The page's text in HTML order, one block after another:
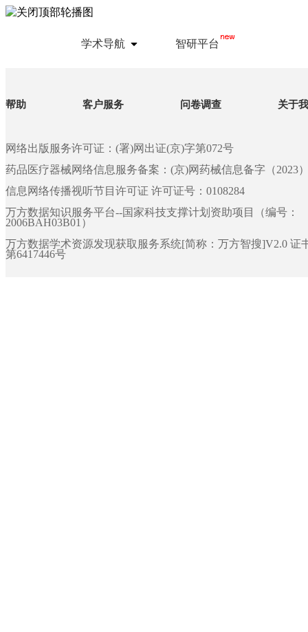
学术导航 智研平台
帮助 客户服务 问卷调查 关于
网络出版服务许可证：(署)网出证(京)字第072号
药品医疗器械网络信息服务备案：(京)网药械信息备字（2023
信息网络传播视听节目许可证 许可证号：0108284
万方数据知识服务平台--国家科技支撑计划资助项目（编号：
2006BAH03B01）
万方数据学术资源发现获取服务系统[简称：万方智搜]V2.0 证
第6417446号